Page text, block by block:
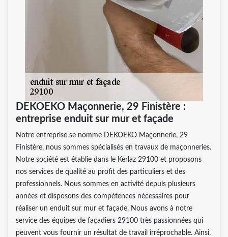
DEKOEKO Maçonnerie, 29 Finistère :
entreprise enduit sur mur et façade
Notre entreprise se nomme DEKOEKO Maçonnerie, 29
Finistère, nous sommes spécialisés en travaux de maçonneries.
Notre société est établie dans le Kerlaz 29100 et proposons
nos services de qualité au profit des particuliers et des
professionnels. Nous sommes en activité depuis plusieurs
années et disposons des compétences nécessaires pour
réaliser un enduit sur mur et façade. Nous avons à notre
service des équipes de façadiers 29100 très passionnées qui
peuvent vous fournir un résultat de travail irréprochable. Ainsi,